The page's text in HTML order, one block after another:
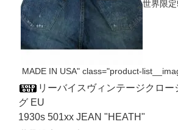
世界限
MADE IN USA" class="product-
リーバイスヴィンテージクロー
グ EU
1930s 501xx JEAN "HEATH"